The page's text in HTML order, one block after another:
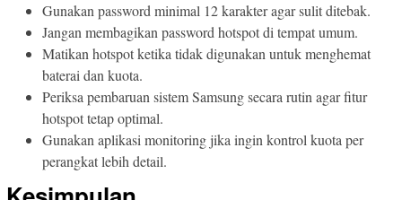
Gunakan password minimal 12 karakter agar sulit ditebak.
Jangan membagikan password hotspot di tempat umum.
Matikan hotspot ketika tidak digunakan untuk menghemat
baterai dan kuota.
Periksa pembaruan sistem Samsung secara rutin agar fitur
hotspot tetap optimal.
Gunakan aplikasi monitoring jika ingin kontrol kuota per
perangkat lebih detail.